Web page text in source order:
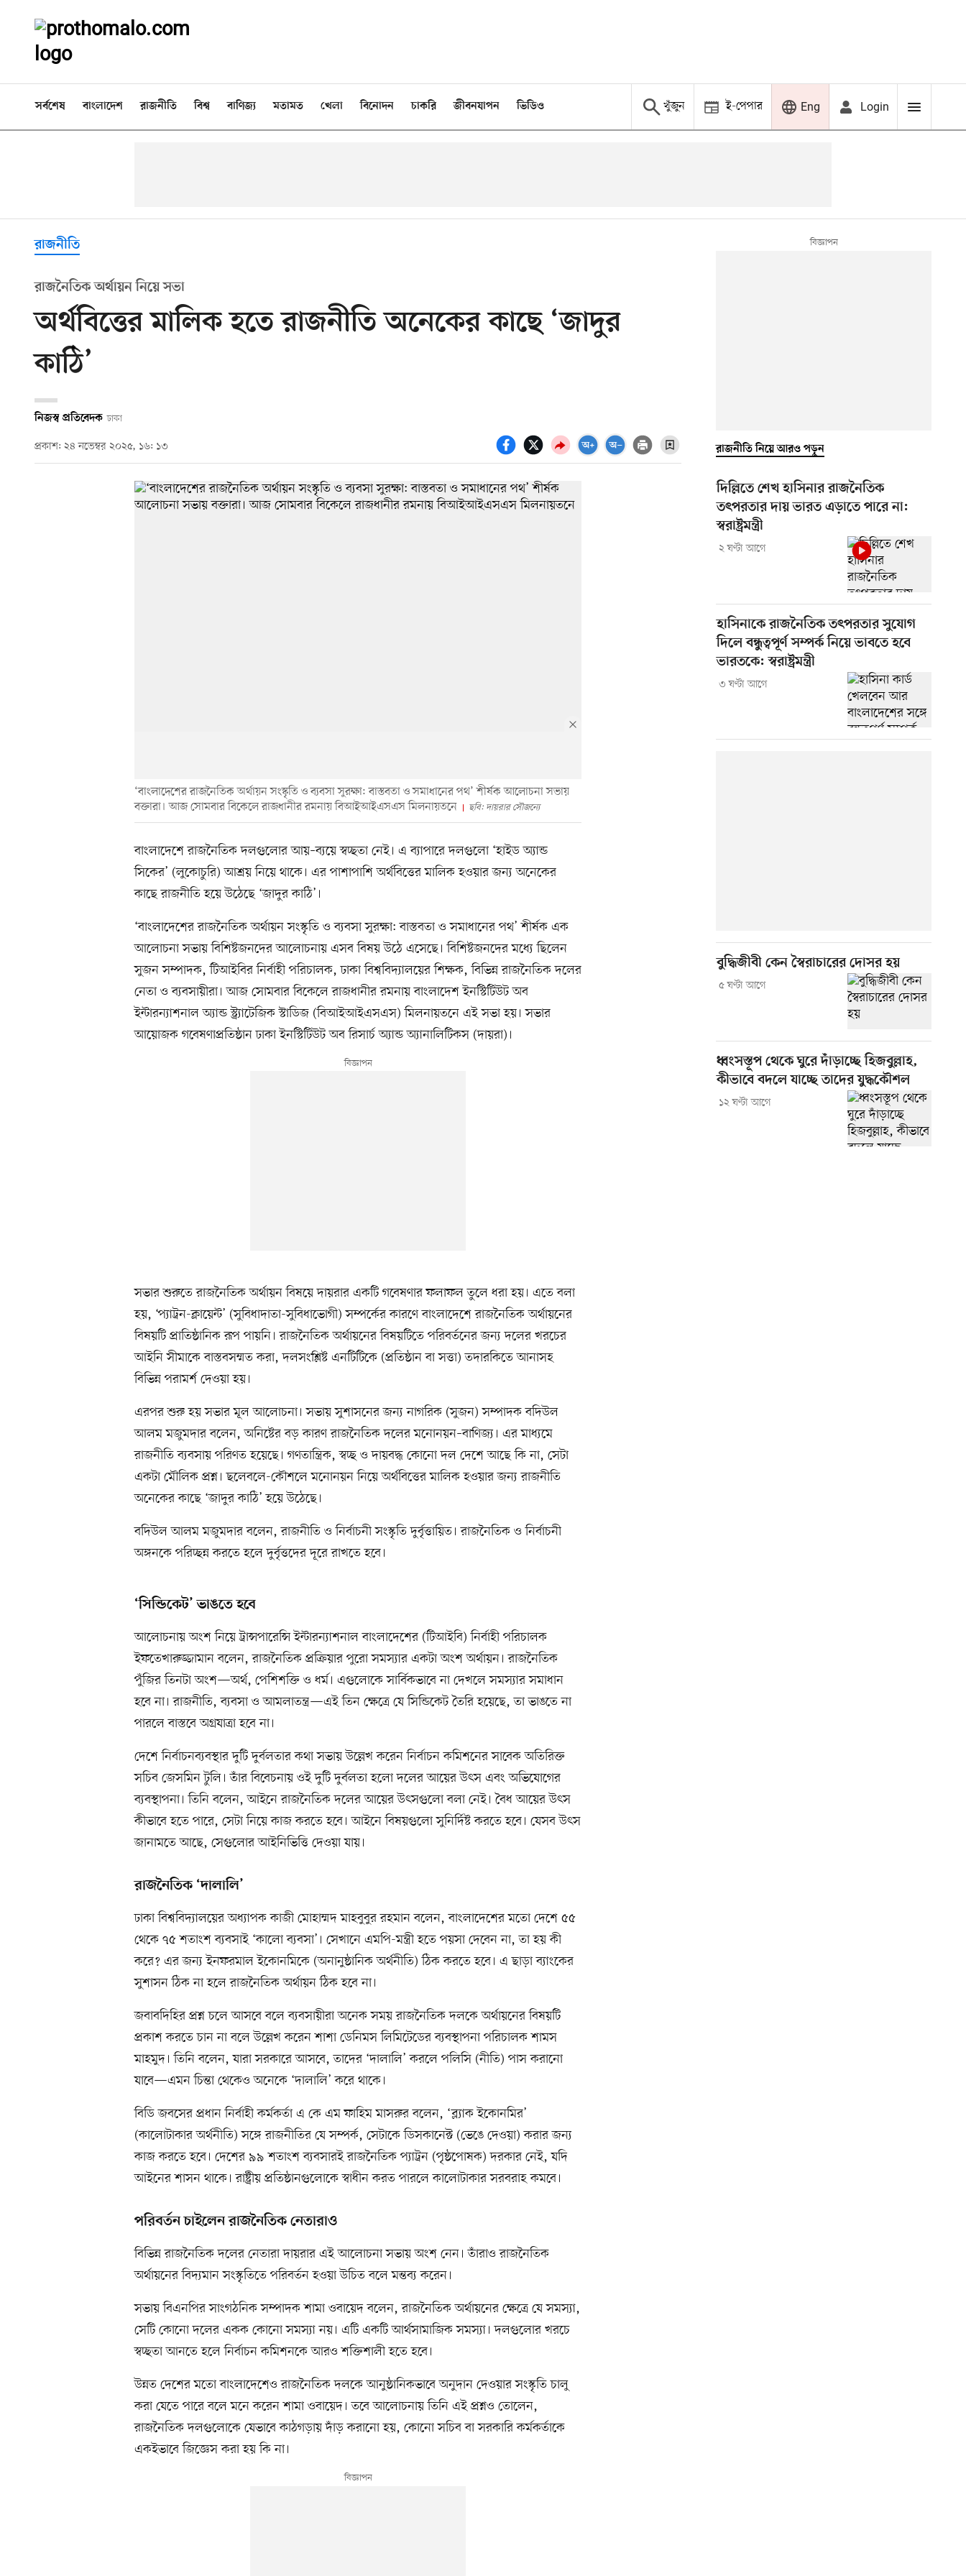
সর্বশেষ বাংলাদেশ রাজনীতি বিশ্ব বাণিজ্য মতামত খেলা বিনোদন চাকরি জীবনযাপন ভিডিও খুঁজুন ই-পেপার Eng Login
রাজনীতি
রাজনৈতিক অর্থায়ন নিয়ে সভা
অর্থবিত্তের মালিক হতে রাজনীতি অনেকের কাছে ‘জাদুর
কাঠি’
নিজস্ব প্রতিবেদক ঢাকা
প্রকাশ: ২৪ নভেম্বর ২০২৫, ১৬: ১৩
‘বাংলাদেশের রাজনৈতিক অর্থায়ন সংস্কৃতি ও ব্যবসা সুরক্ষা: বাস্তবতা ও সমাধানের পথ’ শীর্ষক আলোচনা সভায়
বক্তারা। আজ সোমবার বিকেলে রাজধানীর রমনায় বিআইআইএসএস মিলনায়তনে
ছবি: দায়রার সৌজন্যে
বাংলাদেশে রাজনৈতিক দলগুলোর আয়–ব্যয়ে স্বচ্ছতা নেই। এ ব্যাপারে দলগুলো ‘হাইড অ্যান্ড
সিকের’ (লুকোচুরি) আশ্রয় নিয়ে থাকে। এর পাশাপাশি অর্থবিত্তের মালিক হওয়ার জন্য অনেকের
কাছে রাজনীতি হয়ে উঠেছে ‘জাদুর কাঠি’।
‘বাংলাদেশের রাজনৈতিক অর্থায়ন সংস্কৃতি ও ব্যবসা সুরক্ষা: বাস্তবতা ও সমাধানের পথ’ শীর্ষক এক
আলোচনা সভায় বিশিষ্টজনদের আলোচনায় এসব বিষয় উঠে এসেছে। বিশিষ্টজনদের মধ্যে ছিলেন
সুজন সম্পাদক, টিআইবির নির্বাহী পরিচালক, ঢাকা বিশ্ববিদ্যালয়ের শিক্ষক, বিভিন্ন রাজনৈতিক দলের
নেতা ও ব্যবসায়ীরা। আজ সোমবার বিকেলে রাজধানীর রমনায় বাংলাদেশ ইনস্টিটিউট অব
ইন্টারন্যাশনাল অ্যান্ড স্ট্র্যাটেজিক স্টাডিজ (বিআইআইএসএস) মিলনায়তনে এই সভা হয়। সভার
আয়োজক গবেষণাপ্রতিষ্ঠান ঢাকা ইনস্টিটিউট অব রিসার্চ অ্যান্ড অ্যানালিটিকস (দায়রা)।
সভার শুরুতে রাজনৈতিক অর্থায়ন বিষয়ে দায়রার একটি গবেষণার ফলাফল তুলে ধরা হয়। এতে বলা
হয়, ‘প্যাট্রন-ক্লায়েন্ট’ (সুবিধাদাতা-সুবিধাভোগী) সম্পর্কের কারণে বাংলাদেশে রাজনৈতিক অর্থায়নের
বিষয়টি প্রাতিষ্ঠানিক রূপ পায়নি। রাজনৈতিক অর্থায়নের বিষয়টিতে পরিবর্তনের জন্য দলের খরচের
আইনি সীমাকে বাস্তবসম্মত করা, দলসংশ্লিষ্ট এনটিটিকে (প্রতিষ্ঠান বা সত্তা) তদারকিতে আনাসহ
বিভিন্ন পরামর্শ দেওয়া হয়।
এরপর শুরু হয় সভার মূল আলোচনা। সভায় সুশাসনের জন্য নাগরিক (সুজন) সম্পাদক বদিউল
আলম মজুমদার বলেন, অনিষ্টের বড় কারণ রাজনৈতিক দলের মনোনয়ন–বাণিজ্য। এর মাধ্যমে
রাজনীতি ব্যবসায় পরিণত হয়েছে। গণতান্ত্রিক, স্বচ্ছ ও দায়বদ্ধ কোনো দল দেশে আছে কি না, সেটা
একটা মৌলিক প্রশ্ন। ছলেবলে-কৌশলে মনোনয়ন নিয়ে অর্থবিত্তের মালিক হওয়ার জন্য রাজনীতি
অনেকের কাছে ‘জাদুর কাঠি’ হয়ে উঠেছে।
বদিউল আলম মজুমদার বলেন, রাজনীতি ও নির্বাচনী সংস্কৃতি দুর্বৃত্তায়িত। রাজনৈতিক ও নির্বাচনী
অঙ্গনকে পরিচ্ছন্ন করতে হলে দুর্বৃত্তদের দূরে রাখতে হবে।
‘সিন্ডিকেট’ ভাঙতে হবে
আলোচনায় অংশ নিয়ে ট্রান্সপারেন্সি ইন্টারন্যাশনাল বাংলাদেশের (টিআইবি) নির্বাহী পরিচালক
ইফতেখারুজ্জামান বলেন, রাজনৈতিক প্রক্রিয়ার পুরো সমস্যার একটা অংশ অর্থায়ন। রাজনৈতিক
পুঁজির তিনটা অংশ—অর্থ, পেশিশক্তি ও ধর্ম। এগুলোকে সার্বিকভাবে না দেখলে সমস্যার সমাধান
হবে না। রাজনীতি, ব্যবসা ও আমলাতন্ত্র—এই তিন ক্ষেত্রে যে সিন্ডিকেট তৈরি হয়েছে, তা ভাঙতে না
পারলে বাস্তবে অগ্রযাত্রা হবে না।
দেশে নির্বাচনব্যবস্থার দুটি দুর্বলতার কথা সভায় উল্লেখ করেন নির্বাচন কমিশনের সাবেক অতিরিক্ত
সচিব জেসমিন টুলি। তাঁর বিবেচনায় ওই দুটি দুর্বলতা হলো দলের আয়ের উৎস এবং অভিযোগের
ব্যবস্থাপনা। তিনি বলেন, আইনে রাজনৈতিক দলের আয়ের উৎসগুলো বলা নেই। বৈধ আয়ের উৎস
কীভাবে হতে পারে, সেটা নিয়ে কাজ করতে হবে। আইনে বিষয়গুলো সুনির্দিষ্ট করতে হবে। যেসব উৎস
জানামতে আছে, সেগুলোর আইনিভিত্তি দেওয়া যায়।
রাজনৈতিক ‘দালালি’
ঢাকা বিশ্ববিদ্যালয়ের অধ্যাপক কাজী মোহাম্মদ মাহবুবুর রহমান বলেন, বাংলাদেশের মতো দেশে ৫৫
থেকে ৭৫ শতাংশ ব্যবসাই ‘কালো ব্যবসা’। সেখানে এমপি-মন্ত্রী হতে পয়সা দেবেন না, তা হয় কী
করে? এর জন্য ইনফরমাল ইকোনমিকে (অনানুষ্ঠানিক অর্থনীতি) ঠিক করতে হবে। এ ছাড়া ব্যাংকের
সুশাসন ঠিক না হলে রাজনৈতিক অর্থায়ন ঠিক হবে না।
জবাবদিহির প্রশ্ন চলে আসবে বলে ব্যবসায়ীরা অনেক সময় রাজনৈতিক দলকে অর্থায়নের বিষয়টি
প্রকাশ করতে চান না বলে উল্লেখ করেন শাশা ডেনিমস লিমিটেডের ব্যবস্থাপনা পরিচালক শামস
মাহমুদ। তিনি বলেন, যারা সরকারে আসবে, তাদের ‘দালালি’ করলে পলিসি (নীতি) পাস করানো
যাবে—এমন চিন্তা থেকেও অনেকে ‘দালালি’ করে থাকে।
বিডি জবসের প্রধান নির্বাহী কর্মকর্তা এ কে এম ফাহিম মাসরুর বলেন, ‘ব্ল্যাক ইকোনমির’
(কালোটাকার অর্থনীতি) সঙ্গে রাজনীতির যে সম্পর্ক, সেটাকে ডিসকানেক্ট (ভেঙে দেওয়া) করার জন্য
কাজ করতে হবে। দেশের ৯৯ শতাংশ ব্যবসারই রাজনৈতিক প্যাট্রন (পৃষ্ঠপোষক) দরকার নেই, যদি
আইনের শাসন থাকে। রাষ্ট্রীয় প্রতিষ্ঠানগুলোকে স্বাধীন করত পারলে কালোটাকার সরবরাহ কমবে।
পরিবর্তন চাইলেন রাজনৈতিক নেতারাও
বিভিন্ন রাজনৈতিক দলের নেতারা দায়রার এই আলোচনা সভায় অংশ নেন। তাঁরাও রাজনৈতিক
অর্থায়নের বিদ্যমান সংস্কৃতিতে পরিবর্তন হওয়া উচিত বলে মন্তব্য করেন।
সভায় বিএনপির সাংগঠনিক সম্পাদক শামা ওবায়েদ বলেন, রাজনৈতিক অর্থায়নের ক্ষেত্রে যে সমস্যা,
সেটি কোনো দলের একক কোনো সমস্যা নয়। এটি একটি আর্থসামাজিক সমস্যা। দলগুলোর খরচে
স্বচ্ছতা আনতে হলে নির্বাচন কমিশনকে আরও শক্তিশালী হতে হবে।
উন্নত দেশের মতো বাংলাদেশেও রাজনৈতিক দলকে আনুষ্ঠানিকভাবে অনুদান দেওয়ার সংস্কৃতি চালু
করা যেতে পারে বলে মনে করেন শামা ওবায়েদ। তবে আলোচনায় তিনি এই প্রশ্নও তোলেন,
রাজনৈতিক দলগুলোকে যেভাবে কাঠগড়ায় দাঁড় করানো হয়, কোনো সচিব বা সরকারি কর্মকর্তাকে
একইভাবে জিজ্ঞেস করা হয় কি না।
রাজনীতি নিয়ে আরও পড়ুন
দিল্লিতে শেখ হাসিনার রাজনৈতিক
তৎপরতার দায় ভারত এড়াতে পারে না:
স্বরাষ্ট্রমন্ত্রী
২ ঘণ্টা আগে
হাসিনাকে রাজনৈতিক তৎপরতার সুযোগ
দিলে বন্ধুত্বপূর্ণ সম্পর্ক নিয়ে ভাবতে হবে
ভারতকে: স্বরাষ্ট্রমন্ত্রী
৩ ঘণ্টা আগে
বুদ্ধিজীবী কেন স্বৈরাচারের দোসর হয়
৫ ঘণ্টা আগে
ধ্বংসস্তূপ থেকে ঘুরে দাঁড়াচ্ছে হিজবুল্লাহ,
কীভাবে বদলে যাচ্ছে তাদের যুদ্ধকৌশল
১২ ঘণ্টা আগে